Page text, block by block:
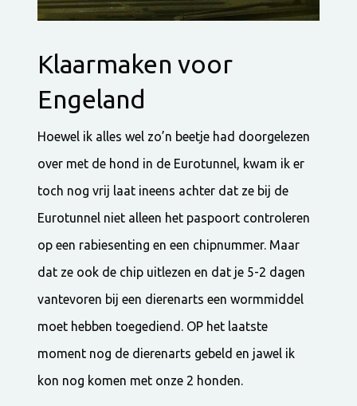
Klaarmaken voor
Engeland
Hoewel ik alles wel zo’n beetje had doorgelezen
over met de hond in de Eurotunnel, kwam ik er
toch nog vrij laat ineens achter dat ze bij de
Eurotunnel niet alleen het paspoort controleren
op een rabiesenting en een chipnummer. Maar
dat ze ook de chip uitlezen en dat je 5-2 dagen
vantevoren bij een dierenarts een wormmiddel
moet hebben toegediend. OP het laatste
moment nog de dierenarts gebeld en jawel ik
kon nog komen met onze 2 honden.